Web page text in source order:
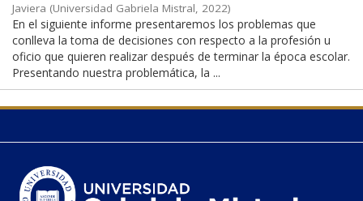
Javiera (Universidad Gabriela Mistral, 2022)
En el siguiente informe presentaremos los problemas que
conlleva la toma de decisiones con respecto a la profesión u
oficio que quieren realizar después de terminar la época escolar.
Presentando nuestra problemática, la ...